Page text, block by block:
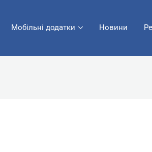
Мобільні додатки Новини